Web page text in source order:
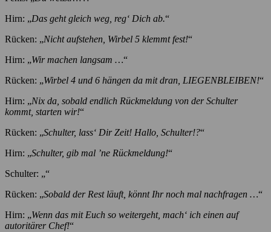
Hirn: „Das geht gleich weg, reg‘ Dich ab.“
Rücken: „Nicht aufstehen, Wirbel 5 klemmt fest!“
Hirn: „Wir machen langsam …“
Rücken: „Wirbel 4 und 6 hängen da mit dran, LIEGENBLEIBEN!“
Hirn: „Nix da, sobald endlich Rückmeldung von der Schulter
kommt, starten wir!“
Rücken: „Schulter, lass‘ Dir Zeit! Hallo, Schulter!?“
Hirn: „Schulter, gib mal ’ne Rückmeldung!“
Schulter: „“
Rücken: „Sobald der Rest läuft, könnt Ihr noch mal nachfragen …“
Hirn: „Wenn das mit Euch so weitergeht, mach‘ ich einen auf
autoritärer Chef!“